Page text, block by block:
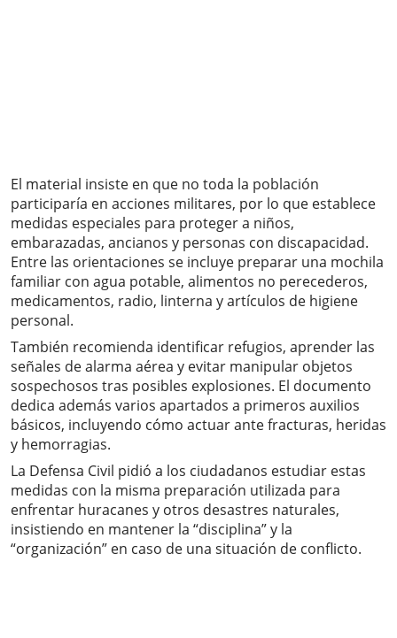
El material insiste en que no toda la población
participaría en acciones militares, por lo que establece
medidas especiales para proteger a niños,
embarazadas, ancianos y personas con discapacidad.
Entre las orientaciones se incluye preparar una mochila
familiar con agua potable, alimentos no perecederos,
medicamentos, radio, linterna y artículos de higiene
personal.
También recomienda identificar refugios, aprender las
señales de alarma aérea y evitar manipular objetos
sospechosos tras posibles explosiones. El documento
dedica además varios apartados a primeros auxilios
básicos, incluyendo cómo actuar ante fracturas, heridas
y hemorragias.
La Defensa Civil pidió a los ciudadanos estudiar estas
medidas con la misma preparación utilizada para
enfrentar huracanes y otros desastres naturales,
insistiendo en mantener la “disciplina” y la
“organización” en caso de una situación de conflicto.